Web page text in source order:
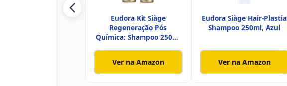
Eudora Kit Siàge
Regeneração Pós
Química: Shampoo 250ml
Ver na Amazon
Eudora Siàge Hair-Plastia
Shampoo 250ml, Azul
Ver na Amazon